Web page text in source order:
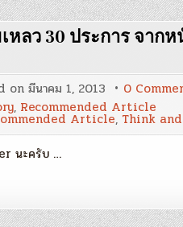
ลว 30 ประการ จาก
on มีนาคม 1, 2013 0
, Recommended Article
Article, Think
นะครับ …